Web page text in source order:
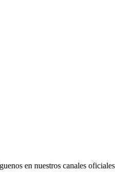
en nuestros canales oficiales